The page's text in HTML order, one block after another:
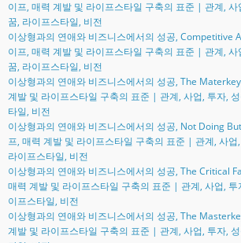
이프, 매력 계발 및 라이프스타일 구축의 표준 | 관계, 사
꿈, 라이프스타일, 비전
이상형과의 연애와 비즈니스에서의 성공, Competitive
이프, 매력 계발 및 라이프스타일 구축의 표준 | 관계, 사
꿈, 라이프스타일, 비전
이상형과의 연애와 비즈니스에서의 성공, The
계발 및 라이프스타일 구축의 표준 | 관계, 사업, 투자,
타일, 비전
이상형과의 연애와 비즈니스에서의 성공, Not Doing
프, 매력 계발 및 라이프스타일 구축의 표준 | 관계, 사업
라이프스타일, 비전
이상형과의 연애와 비즈니스에서의 성공, The Critical
매력 계발 및 라이프스타일 구축의 표준 | 관계, 사업, 투
이프스타일, 비전
이상형과의 연애와 비즈니스에서의 성공, The
계발 및 라이프스타일 구축의 표준 | 관계, 사업, 투자,